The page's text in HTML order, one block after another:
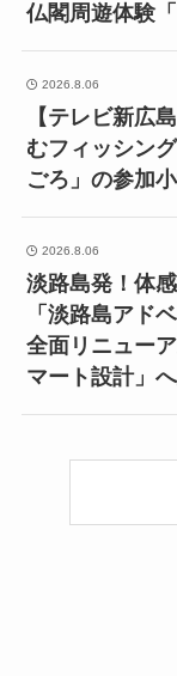
仏閣周遊体験
2026.8.06
【テレビ新広
むフィッシン
ごろ」の参加
2026.8.06
淡路島発！体
「淡路島アド
全面リニュー
マート設計」